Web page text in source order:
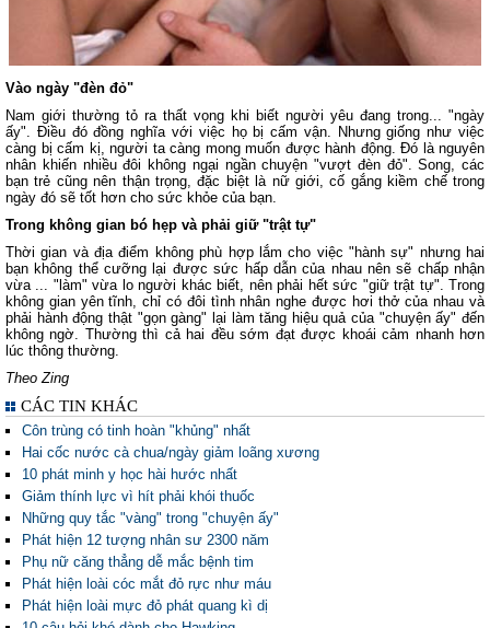
Vào ngày "đèn đỏ"
Nam giới thường tỏ ra thất vọng khi biết người yêu đang trong... "ngày
ấy". Điều đó đồng nghĩa với việc họ bị cấm vận. Nhưng giống như việc
càng bị cấm kị, người ta càng mong muốn được hành động. Đó là nguyên
nhân khiến nhiều đôi không ngại ngần chuyện "vượt đèn đỏ". Song, các
bạn trẻ cũng nên thận trọng, đặc biệt là nữ giới, cố gắng kiềm chế trong
ngày đó sẽ tốt hơn cho sức khỏe của bạn.
Trong không gian bó hẹp và phải giữ "trật tự"
Thời gian và địa điểm không phù hợp lắm cho việc "hành sự" nhưng hai
bạn không thể cưỡng lại được sức hấp dẫn của nhau nên sẽ chấp nhận
vừa ... "làm" vừa lo người khác biết, nên phải hết sức "giữ trật tự". Trong
không gian yên tĩnh, chỉ có đôi tình nhân nghe được hơi thở của nhau và
phải hành động thật "gọn gàng" lại làm tăng hiệu quả của "chuyện ấy" đến
không ngờ. Thường thì cả hai đều sớm đạt được khoái cảm nhanh hơn
lúc thông thường.
Theo Zing
CÁC TIN KHÁC
Côn trùng có tinh hoàn "khủng" nhất
Hai cốc nước cà chua/ngày giảm loãng xương
10 phát minh y học hài hước nhất
Giảm thính lực vì hít phải khói thuốc
Những quy tắc "vàng" trong "chuyện ấy"
Phát hiện 12 tượng nhân sư 2300 năm
Phụ nữ căng thẳng dễ mắc bệnh tim
Phát hiện loài cóc mắt đỏ rực như máu
Phát hiện loài mực đỏ phát quang kì dị